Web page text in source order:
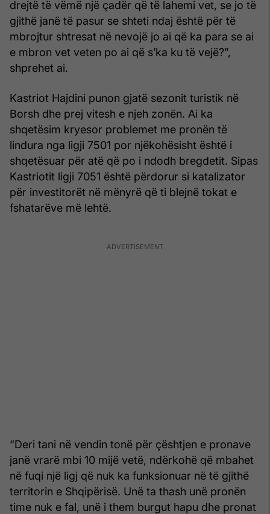
drejtë të vëmë një çadër që të lahemi vet, se jo të
gjithë janë të pasur se shteti ndaj është për të
mbrojtur shtresat në nevojë jo ai që ka para se ai
e mbron vet veten po ai që s’ka ku të vejë?”,
shprehet ai.
Kastriot Hajdini punon gjatë sezonit turistik në
Borsh dhe prej vitesh e njeh zonën. Ai ka
shqetësim kryesor problemet me pronën të
lindura nga ligji 7501 por njëkohësisht është i
shqetësuar për atë që po i ndodh bregdetit. Sipas
Kastriotit ligji 7051 është përdorur si katalizator
për investitorët në mënyrë që ti blejnë tokat e
fshatarëve më lehtë.
“Deri tani në vendin tonë për çështjen e pronave
janë vrarë mbi 10 mijë vetë, ndërkohë që mbahet
në fuqi një ligj që nuk ka funksionuar në të gjithë
territorin e Shqipërisë. Unë ta thash unë pronën
time nuk e fal, unë i them burgut hapu dhe pronat